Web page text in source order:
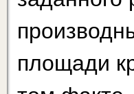
площади